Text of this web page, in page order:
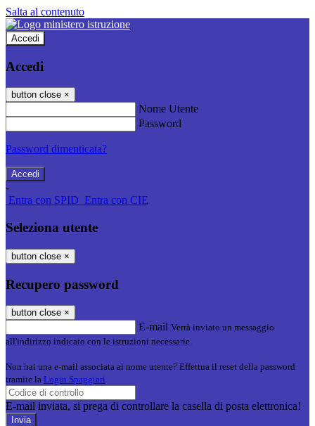
Salta al contenuto
Accedi
Accedi
button close ×
Nome Utente
Password
Password dimenticata?
-
Entra con SPID Entra con CIE
Seleziona utente
button close ×
Recupero password
button close ×
E-mail Verrà inviato un messaggio
all'indirizzo indicato con le istruzioni necessarie.
Non hai una e-mail associata al nome utente? Effettua il reset della password
tramite la Login Spaggiari
E-mail inviata, si prega di controllare la casella di posta elettronica!